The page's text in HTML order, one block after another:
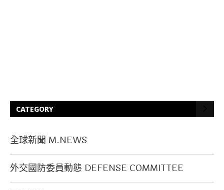
CATEGORY
全球新聞 M.NEWS
外交國防委員動態 DEFENSE COMMITTEE